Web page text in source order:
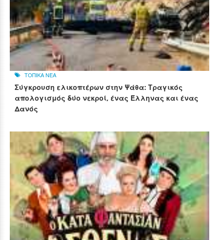
ΤΟΠΙΚΑ ΝΕΑ
Σύγκρουση ελικοπτέρων στην Ψάθα: Τραγικός
απολογισμός δύο νεκροί, ένας Έλληνας και ένας
Δανός